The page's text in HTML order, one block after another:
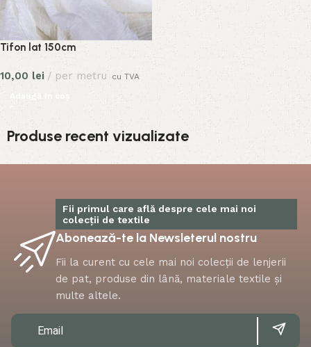
Tifon lat 150cm
10,00 lei per metru
cu TVA
Adaugă în coș
Produse recent vizualizate
Fii primul care află despre cele mai noi
colecții de textile
Abonează-te la Newsleterul nostru
Fii la curent cu cele mai noi colecții de lenjerii
de pat, produse din lână, materiale textile și
multe altele.